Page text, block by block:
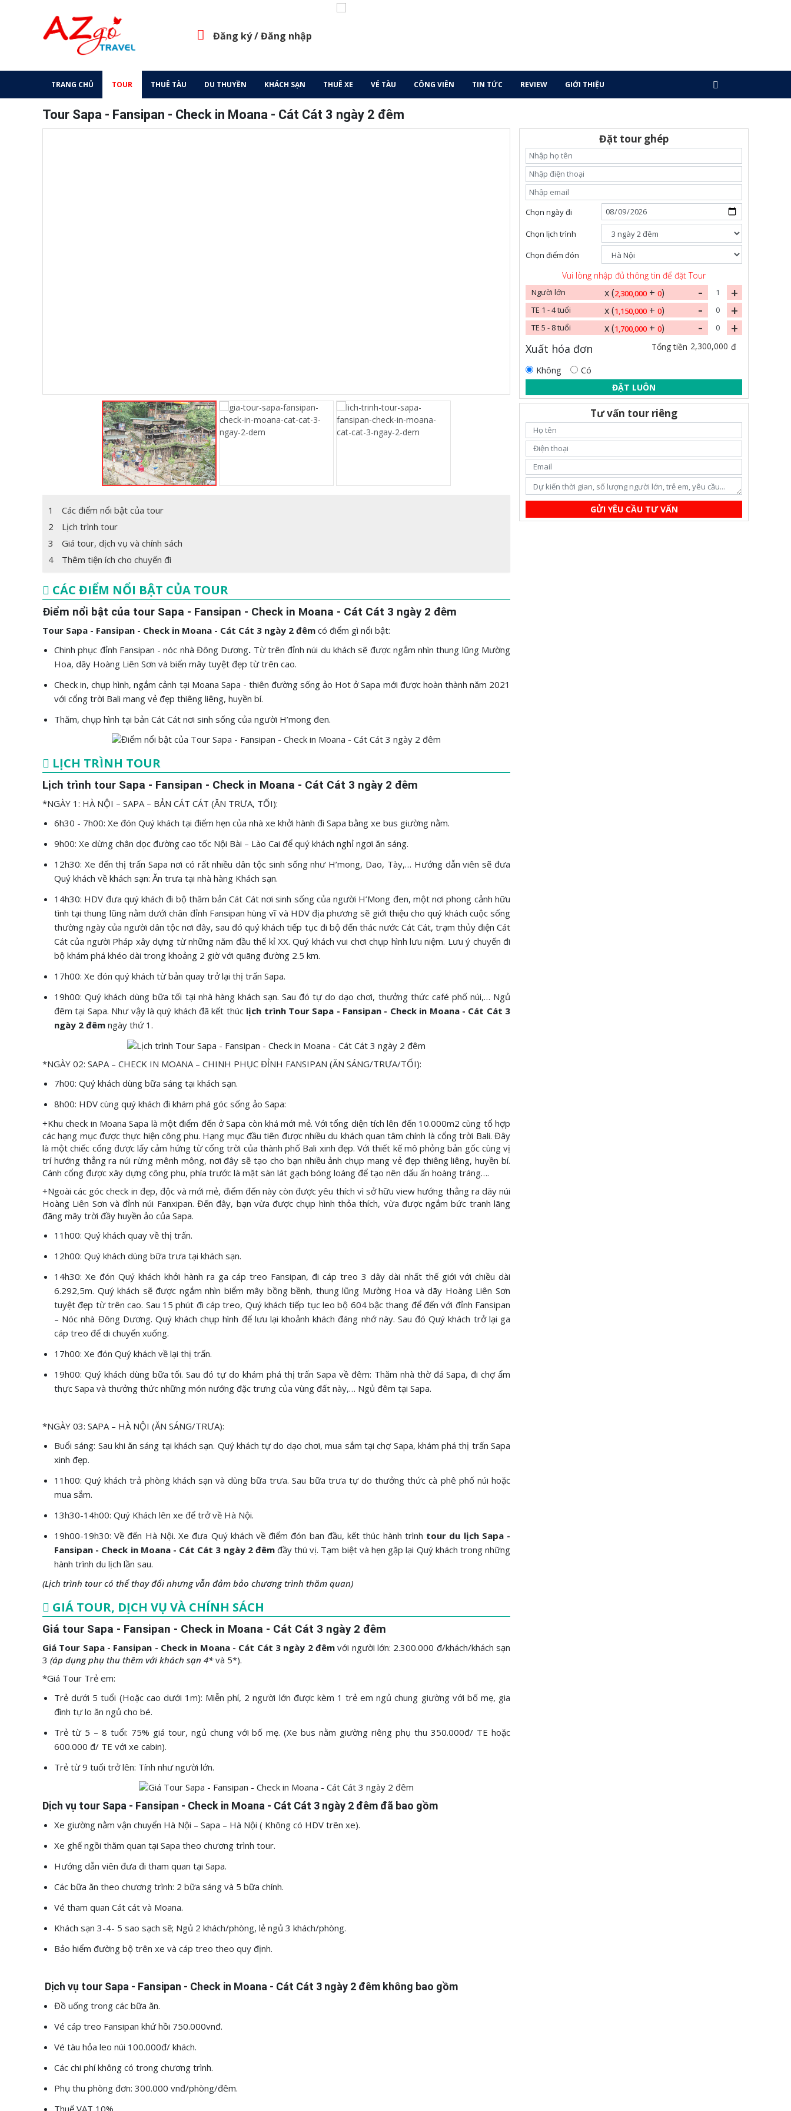
Đăng ký / Đăng nhập
TRANG CHỦ TOUR THUÊ TÀU DU THUYỀN KHÁCH SẠN THUÊ XE VÉ TÀU CÔNG VIÊN TIN TỨC REVIEW GIỚI THIỆU
Tour Sapa - Fansipan - Check in Moana - Cát Cát 3 ngày 2 đêm
1
Các điểm nổi bật của tour
2
Lịch trình tour
3
Giá tour, dịch vụ và chính sách
4
Thêm tiện ích cho chuyến đi
CÁC ĐIỂM NỔI BẬT CỦA TOUR
Điểm nổi bật của tour Sapa - Fansipan - Check in Moana - Cát Cát 3 ngày 2 đêm
Tour Sapa - Fansipan - Check in Moana - Cát Cát 3 ngày 2 đêm có điểm gì nổi bật:
Chinh phục đỉnh Fansipan - nóc nhà Đông Dương. Từ trên đỉnh núi du khách sẽ được ngắm nhìn thung lũng Mường
Hoa, dãy Hoàng Liên Sơn và biển mây tuyệt đẹp từ trên cao.
Check in, chụp hình, ngắm cảnh tại Moana Sapa - thiên đường sống ảo Hot ở Sapa mới được hoàn thành năm 2021
với cổng trời Bali mang vẻ đẹp thiêng liêng, huyền bí.
Thăm, chụp hình tại bản Cát Cát nơi sinh sống của người H’mong đen.
LỊCH TRÌNH TOUR
Lịch trình tour Sapa - Fansipan - Check in Moana - Cát Cát 3 ngày 2 đêm
*NGÀY 1: HÀ NỘI – SAPA – BẢN CÁT CÁT (ĂN TRƯA, TỐI):
6h30 - 7h00: Xe đón Quý khách tại điểm hẹn của nhà xe khởi hành đi Sapa bằng xe bus giường nằm.
9h00: Xe dừng chân dọc đường cao tốc Nội Bài – Lào Cai để quý khách nghỉ ngơi ăn sáng.
12h30: Xe đến thị trấn Sapa nơi có rất nhiều dân tộc sinh sống như H’mong, Dao, Tày,… Hướng dẫn viên sẽ đưa
Quý khách về khách sạn: Ăn trưa tại nhà hàng Khách sạn.
14h30: HDV đưa quý khách đi bộ thăm bản Cát Cát nơi sinh sống của người H’Mong đen, một nơi phong cảnh hữu
tình tại thung lũng nằm dưới chân đỉnh Fansipan hùng vĩ và HDV địa phương sẽ giới thiệu cho quý khách cuộc sống
thường ngày của người dân tộc nơi đây, sau đó quý khách tiếp tục đi bộ đến thác nước Cát Cát, trạm thủy điện Cát
Cát của người Pháp xây dựng từ những năm đầu thế kỉ XX. Quý khách vui chơi chụp hình lưu niệm. Lưu ý chuyến đi
bộ khám phá khéo dài trong khoảng 2 giờ với quãng đường 2.5 km.
17h00: Xe đón quý khách từ bản quay trở lại thị trấn Sapa.
19h00: Quý khách dùng bữa tối tại nhà hàng khách sạn. Sau đó tự do dạo chơi, thưởng thức café phố núi,… Ngủ
đêm tại Sapa. Như vậy là quý khách đã kết thúc lịch trình Tour Sapa - Fansipan - Check in Moana - Cát Cát 3
ngày 2 đêm ngày thứ 1.
*NGÀY 02: SAPA – CHECK IN MOANA – CHINH PHỤC ĐỈNH FANSIPAN (ĂN SÁNG/TRƯA/TỐI):
7h00: Quý khách dùng bữa sáng tại khách sạn.
8h00: HDV cùng quý khách đi khám phá góc sống ảo Sapa:
+Khu check in Moana Sapa là một điểm đến ở Sapa còn khá mới mẻ. Với tổng diện tích lên đến 10.000m2 cùng tổ hợp
các hạng mục được thực hiện công phu. Hạng mục đầu tiên được nhiều du khách quan tâm chính là cổng trời Bali. Đây
là một chiếc cổng được lấy cảm hứng từ cổng trời của thành phố Bali xinh đẹp. Với thiết kế mô phỏng bản gốc cùng vị
trí hướng thẳng ra núi rừng mênh mông, nơi đây sẽ tạo cho bạn nhiều ảnh chụp mang vẻ đẹp thiêng liêng, huyền bí.
Cánh cổng được xây dựng công phu, phía trước là mặt sàn lát gạch bóng loáng để tạo nên dấu ấn hoàng tráng….
+Ngoài các góc check in đẹp, độc và mới mẻ, điểm đến này còn được yêu thích vì sở hữu view hướng thẳng ra dãy núi
Hoàng Liên Sơn và đỉnh núi Fanxipan. Đến đây, bạn vừa được chụp hình thỏa thích, vừa được ngắm bức tranh lãng
đãng mây trời đầy huyền ảo của Sapa.
11h00: Quý khách quay về thị trấn.
12h00: Quý khách dùng bữa trưa tại khách sạn.
14h30: Xe đón Quý khách khởi hành ra ga cáp treo Fansipan, đi cáp treo 3 dây dài nhất thế giới với chiều dài
6.292,5m. Quý khách sẽ được ngắm nhìn biểm mây bồng bềnh, thung lũng Mường Hoa và dãy Hoàng Liên Sơn
tuyệt đẹp từ trên cao. Sau 15 phút đi cáp treo, Quý khách tiếp tục leo bộ 604 bậc thang để đến với đỉnh Fansipan
– Nóc nhà Đông Dương. Quý khách chụp hình để lưu lại khoảnh khách đáng nhớ này. Sau đó Quý khách trở lại ga
cáp treo để di chuyển xuống.
17h00: Xe đón Quý khách về lại thị trấn.
19h00: Quý khách dùng bữa tối. Sau đó tự do khám phá thị trấn Sapa về đêm: Thăm nhà thờ đá Sapa, đi chợ ẩm
thực Sapa và thưởng thức những món nướng đặc trưng của vùng đất này,… Ngủ đêm tại Sapa.
*NGÀY 03: SAPA – HÀ NỘI (ĂN SÁNG/TRƯA):
Buổi sáng: Sau khi ăn sáng tại khách sạn. Quý khách tự do dạo chơi, mua sắm tại chợ Sapa, khám phá thị trấn Sapa
xinh đẹp.
11h00: Quý khách trả phòng khách sạn và dùng bữa trưa. Sau bữa trưa tự do thưởng thức cà phê phố núi hoặc
mua sắm.
13h30-14h00: Quý Khách lên xe để trở về Hà Nội.
19h00-19h30: Về đến Hà Nội. Xe đưa Quý khách về điểm đón ban đầu, kết thúc hành trình tour du lịch Sapa -
Fansipan - Check in Moana - Cát Cát 3 ngày 2 đêm đầy thú vị. Tạm biệt và hẹn gặp lại Quý khách trong những
hành trình du lịch lần sau.
(Lịch trình tour có thể thay đổi nhưng vẫn đảm bảo chương trình thăm quan)
GIÁ TOUR, DỊCH VỤ VÀ CHÍNH SÁCH
Giá tour Sapa - Fansipan - Check in Moana - Cát Cát 3 ngày 2 đêm
Giá Tour Sapa - Fansipan - Check in Moana - Cát Cát 3 ngày 2 đêm với người lớn: 2.300.000 đ/khách/khách sạn
3 (áp dụng phụ thu thêm với khách sạn 4*và 5*).
*Giá Tour Trẻ em:
Trẻ dưới 5 tuổi (Hoặc cao dưới 1m): Miễn phí, 2 người lớn được kèm 1 trẻ em ngủ chung giường với bố mẹ, gia
đình tự lo ăn ngủ cho bé.
Trẻ từ 5 – 8 tuổi: 75% giá tour, ngủ chung với bố mẹ. (Xe bus nằm giường riêng phụ thu 350.000đ/ TE hoặc
600.000 đ/ TE với xe cabin).
Trẻ từ 9 tuổi trở lên: Tính như người lớn.
Dịch vụ tour Sapa - Fansipan - Check in Moana - Cát Cát 3 ngày 2 đêm đã bao gồm
Xe giường nằm vận chuyển Hà Nội – Sapa – Hà Nội ( Không có HDV trên xe).
Xe ghế ngồi thăm quan tại Sapa theo chương trình tour.
Hướng dẫn viên đưa đi tham quan tại Sapa.
Các bữa ăn theo chương trình: 2 bữa sáng và 5 bữa chính.
Vé tham quan Cát cát và Moana.
Khách sạn 3-4- 5 sao sạch sẽ; Ngủ 2 khách/phòng, lẻ ngủ 3 khách/phòng.
Bảo hiểm đường bộ trên xe và cáp treo theo quy định.
Dịch vụ tour Sapa - Fansipan - Check in Moana - Cát Cát 3 ngày 2 đêm không bao gồm
Đồ uống trong các bữa ăn.
Vé cáp treo Fansipan khứ hồi 750.000vnđ.
Vé tàu hỏa leo núi 100.000đ/ khách.
Các chi phí không có trong chương trình.
Phụ thu phòng đơn: 300.000 vnđ/phòng/đêm.
Đặt tour ghép
Chọn ngày đi
Chọn lịch trình
Chọn điểm đón
Vui lòng nhập đủ thông tin để đặt Tour
Người lớn x (2,300,000+ 0) - +
TE 1 - 4 tuổi x (1,150,000+ 0) - +
TE 5 - 8 tuổi x (1,700,000+ 0) - +
Tổng tiền 2,300,000 đ
Xuất hóa đơn
Không
Có
ĐẶT LUÔN
Tư vấn tour riêng
GỬI YÊU CẦU TƯ VẤN